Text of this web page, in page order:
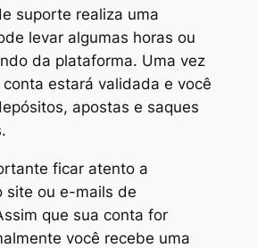
suporte realiza uma
levar algumas horas ou
da plataforma. Uma vez
estará validada e você
apostas e saques
ficar atento a
site ou e-mails de
que sua conta for
você recebe uma